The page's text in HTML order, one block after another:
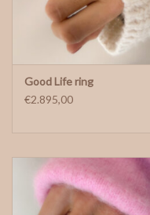
Good Life ring
€2.895,00